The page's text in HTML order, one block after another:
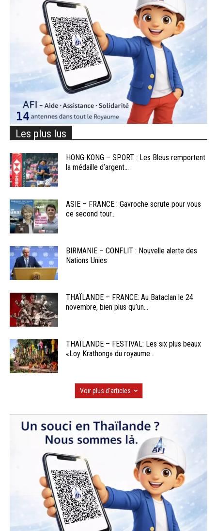
Les plus lus
HONG KONG – SPORT : Les Bleus remportent
la médaille d’argent...
ASIE – FRANCE : Gavroche scrute pour vous
ce second tour...
BIRMANIE – CONFLIT : Nouvelle alerte des
Nations Unies
THAÏLANDE – FRANCE: Au Bataclan le 24
novembre, bien plus qu’un...
THAÏLANDE – FESTIVAL: Les six plus beaux
«Loy Krathong» du royaume...
Voir plus d'articles